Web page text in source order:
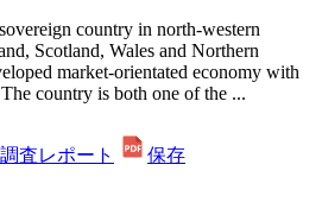
country in north-western
Scotland, Wales and Northern
market-orientated economy with
country is both one of the ...
査レポート
保存